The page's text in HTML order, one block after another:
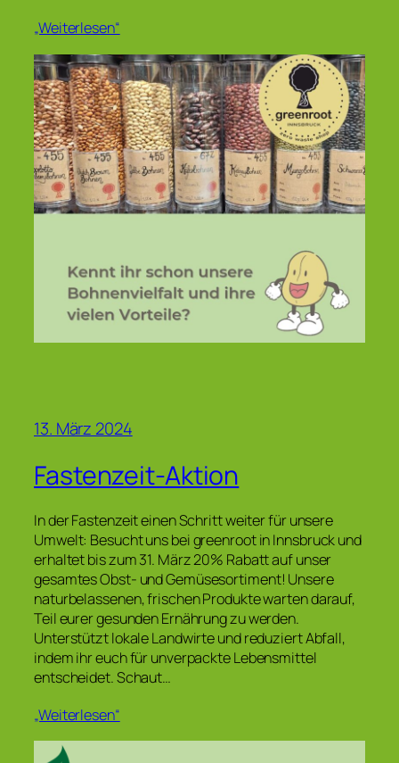
„Weiterlesen“
13. März 2024
Fastenzeit-Aktion
In der Fastenzeit einen Schritt weiter für unsere
Umwelt: Besucht uns bei greenroot in Innsbruck und
erhaltet bis zum 31. März 20% Rabatt auf unser
gesamtes Obst- und Gemüsesortiment! Unsere
naturbelassenen, frischen Produkte warten darauf,
Teil eurer gesunden Ernährung zu werden.
Unterstützt lokale Landwirte und reduziert Abfall,
indem ihr euch für unverpackte Lebensmittel
entscheidet. Schaut…
„Weiterlesen“